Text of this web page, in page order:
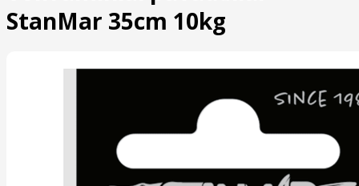
StanMar 35cm 10kg